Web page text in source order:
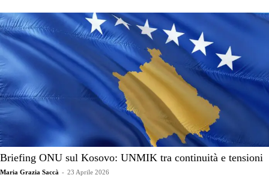
Briefing ONU sul Kosovo: UNMIK tra continuità e tensioni
Maria Grazia Saccà - 23 Aprile 2026